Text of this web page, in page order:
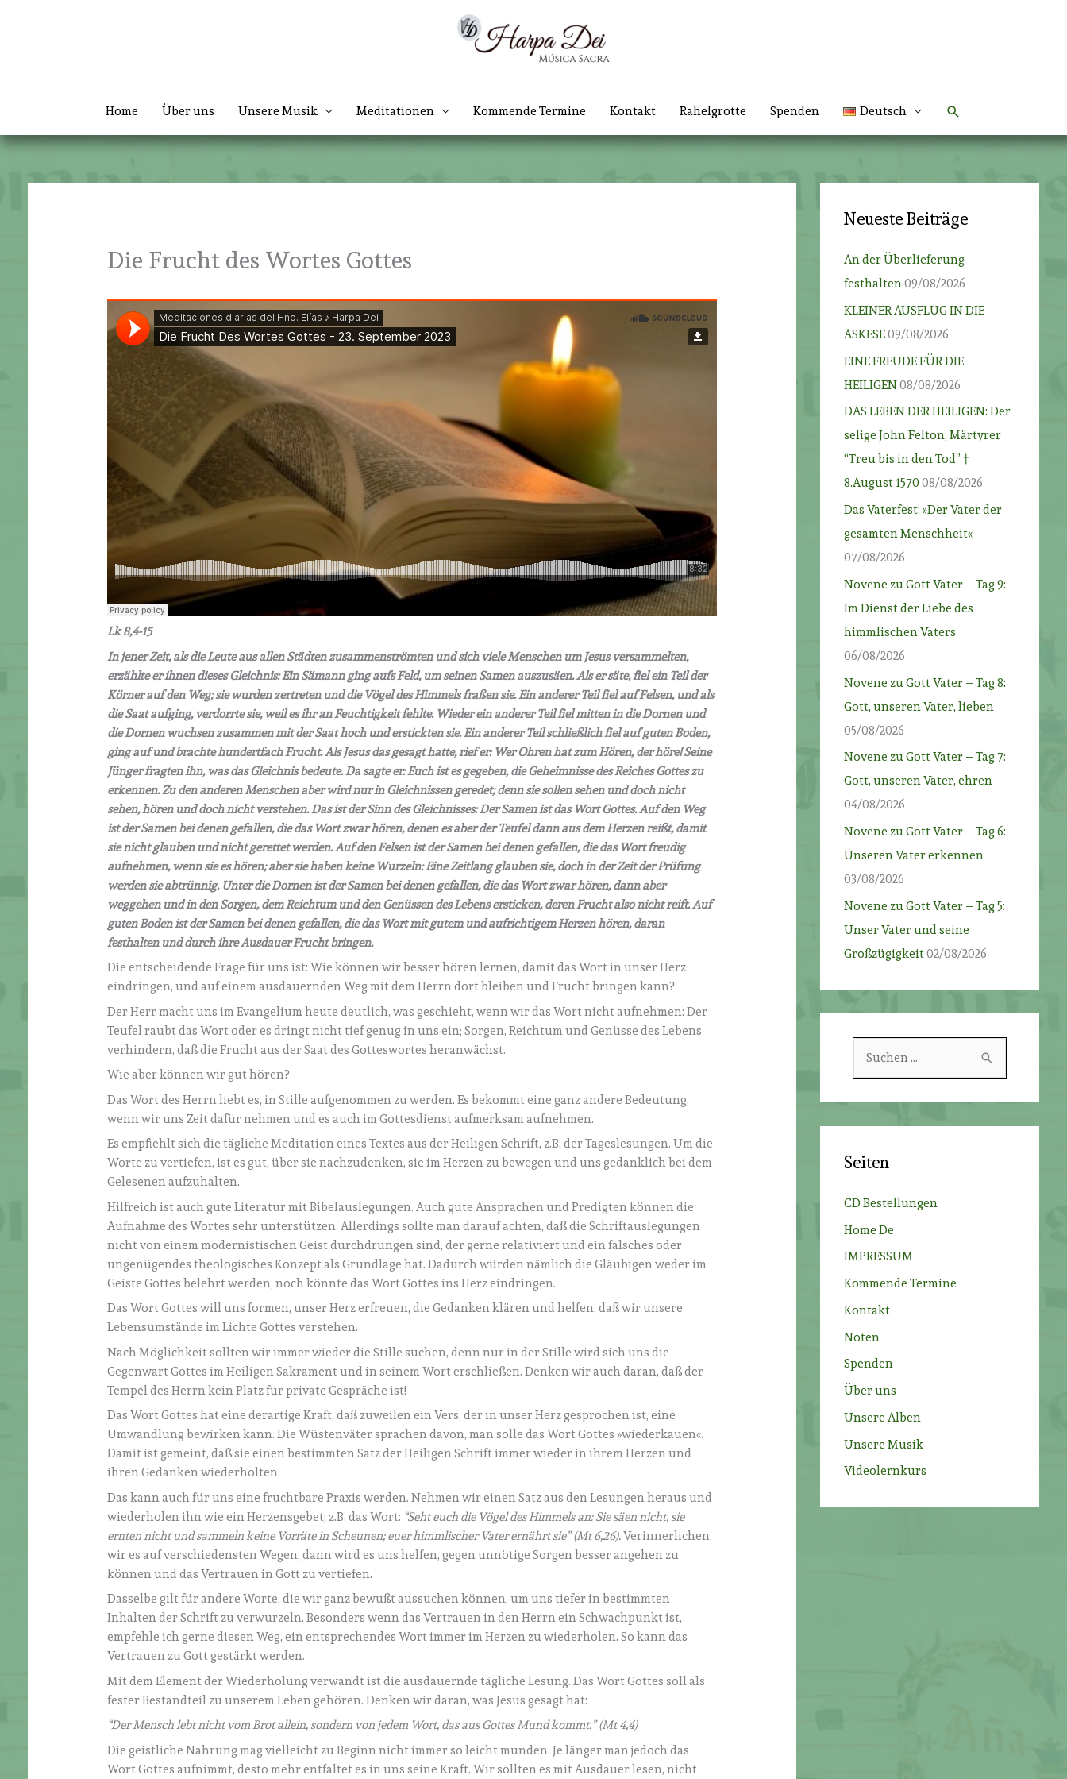
Home Über uns Unsere Musik Meditationen Kommende Termine Kontakt Rahelgrotte Spenden Deutsch Suchen
Die Frucht des Wortes Gottes
Lk 8,4-15
In jener Zeit, als die Leute aus allen Städten zusammenströmten und sich viele Menschen um Jesus versammelten,
erzählte er ihnen dieses Gleichnis: Ein Sämann ging aufs Feld, um seinen Samen auszusäen. Als er säte, fiel ein Teil der
Körner auf den Weg; sie wurden zertreten und die Vögel des Himmels fraßen sie. Ein anderer Teil fiel auf Felsen, und als
die Saat aufging, verdorrte sie, weil es ihr an Feuchtigkeit fehlte. Wieder ein anderer Teil fiel mitten in die Dornen und
die Dornen wuchsen zusammen mit der Saat hoch und erstickten sie. Ein anderer Teil schließlich fiel auf guten Boden,
ging auf und brachte hundertfach Frucht.Als Jesus das gesagt hatte, rief er: Wer Ohren hat zum Hören, der höre! Seine
Jünger fragten ihn, was das Gleichnis bedeute. Da sagte er: Euch ist es gegeben, die Geheimnisse des Reiches Gottes zu
erkennen. Zu den anderen Menschen aber wird nur in Gleichnissen geredet; denn sie sollen sehen und doch nicht
sehen, hören und doch nicht verstehen. Das ist der Sinn des Gleichnisses: Der Samen ist das Wort Gottes. Auf den Weg
ist der Samen bei denen gefallen, die das Wort zwar hören, denen es aber der Teufel dann aus dem Herzen reißt, damit
sie nicht glauben und nicht gerettet werden. Auf den Felsen ist der Samen bei denen gefallen, die das Wort freudig
aufnehmen, wenn sie es hören; aber sie haben keine Wurzeln: Eine Zeitlang glauben sie, doch in der Zeit der Prüfung
werden sie abtrünnig. Unter die Dornen ist der Samen bei denen gefallen, die das Wort zwar hören, dann aber
weggehen und in den Sorgen, dem Reichtum und den Genüssen des Lebens ersticken, deren Frucht also nicht reift. Auf
guten Boden ist der Samen bei denen gefallen, die das Wort mit gutem und aufrichtigem Herzen hören, daran
festhalten und durch ihre Ausdauer Frucht bringen.
Die entscheidende Frage für uns ist: Wie können wir besser hören lernen, damit das Wort in unser Herz
eindringen, und auf einem ausdauernden Weg mit dem Herrn dort bleiben und Frucht bringen kann?
Der Herr macht uns im Evangelium heute deutlich, was geschieht, wenn wir das Wort nicht aufnehmen: Der
Teufel raubt das Wort oder es dringt nicht tief genug in uns ein; Sorgen, Reichtum und Genüsse des Lebens
verhindern, daß die Frucht aus der Saat des Gotteswortes heranwächst.
Wie aber können wir gut hören?
Das Wort des Herrn liebt es, in Stille aufgenommen zu werden. Es bekommt eine ganz andere Bedeutung,
wenn wir uns Zeit dafür nehmen und es auch im Gottesdienst aufmerksam aufnehmen.
Es empfiehlt sich die tägliche Meditation eines Textes aus der Heiligen Schrift, z.B. der Tageslesungen. Um die
Worte zu vertiefen, ist es gut, über sie nachzudenken, sie im Herzen zu bewegen und uns gedanklich bei dem
Gelesenen aufzuhalten.
Hilfreich ist auch gute Literatur mit Bibelauslegungen. Auch gute Ansprachen und Predigten können die
Aufnahme des Wortes sehr unterstützen. Allerdings sollte man darauf achten, daß die Schriftauslegungen
nicht von einem modernistischen Geist durchdrungen sind, der gerne relativiert und ein falsches oder
ungenügendes theologisches Konzept als Grundlage hat. Dadurch würden nämlich die Gläubigen weder im
Geiste Gottes belehrt werden, noch könnte das Wort Gottes ins Herz eindringen.
Das Wort Gottes will uns formen, unser Herz erfreuen, die Gedanken klären und helfen, daß wir unsere
Lebensumstände im Lichte Gottes verstehen.
Nach Möglichkeit sollten wir immer wieder die Stille suchen, denn nur in der Stille wird sich uns die
Gegenwart Gottes im Heiligen Sakrament und in seinem Wort erschließen. Denken wir auch daran, daß der
Tempel des Herrn kein Platz für private Gespräche ist!
Das Wort Gottes hat eine derartige Kraft, daß zuweilen ein Vers, der in unser Herz gesprochen ist, eine
Umwandlung bewirken kann. Die Wüstenväter sprachen davon, man solle das Wort Gottes »wiederkauen«.
Damit ist gemeint, daß sie einen bestimmten Satz der Heiligen Schrift immer wieder in ihrem Herzen und
ihren Gedanken wiederholten.
Das kann auch für uns eine fruchtbare Praxis werden. Nehmen wir einen Satz aus den Lesungen heraus und
wiederholen ihn wie ein Herzensgebet; z.B. das Wort: “Seht euch die Vögel des Himmels an: Sie säen nicht, sie
ernten nicht und sammeln keine Vorräte in Scheunen; euer himmlischer Vater ernährt sie” (Mt 6,26).Verinnerlichen
wir es auf verschiedensten Wegen, dann wird es uns helfen, gegen unnötige Sorgen besser angehen zu
können und das Vertrauen in Gott zu vertiefen.
Dasselbe gilt für andere Worte, die wir ganz bewußt aussuchen können, um uns tiefer in bestimmten
Inhalten der Schrift zu verwurzeln. Besonders wenn das Vertrauen in den Herrn ein Schwachpunkt ist,
empfehle ich gerne diesen Weg, ein entsprechendes Wort immer im Herzen zu wiederholen. So kann das
Vertrauen zu Gott gestärkt werden.
Mit dem Element der Wiederholung verwandt ist die ausdauernde tägliche Lesung. Das Wort Gottes soll als
fester Bestandteil zu unserem Leben gehören. Denken wir daran, was Jesus gesagt hat:
“Der Mensch lebt nicht vom Brot allein, sondern von jedem Wort, das aus Gottes Mund kommt.” (Mt 4,4)
Die geistliche Nahrung mag vielleicht zu Beginn nicht immer so leicht munden. Je länger man jedoch das
Wort Gottes aufnimmt, desto mehr entfaltet es in uns seine Kraft. Wir sollten es mit Ausdauer lesen, nicht
Neueste Beiträge
An der Überlieferung
festhalten09/08/2026
KLEINER AUSFLUG IN DIE
ASKESE09/08/2026
EINE FREUDE FÜR DIE
HEILIGEN08/08/2026
DAS LEBEN DER HEILIGEN: Der
selige John Felton, Märtyrer
“Treu bis in den Tod” †
8.August 1570 08/08/2026
Das Vaterfest: »Der Vater der
gesamten Menschheit«
07/08/2026
Novene zu Gott Vater – Tag 9:
Im Dienst der Liebe des
himmlischen Vaters
06/08/2026
Novene zu Gott Vater – Tag 8:
Gott, unseren Vater, lieben
05/08/2026
Novene zu Gott Vater – Tag 7:
Gott, unseren Vater, ehren
04/08/2026
Novene zu Gott Vater – Tag 6:
Unseren Vater erkennen
03/08/2026
Novene zu Gott Vater – Tag 5:
Unser Vater und seine
Großzügigkeit02/08/2026
n
h
:
Seiten
CD Bestellungen
Home De
IMPRESSUM
Kommende Termine
Kontakt
Noten
Spenden
Über uns
Unsere Alben
Unsere Musik
Videolernkurs